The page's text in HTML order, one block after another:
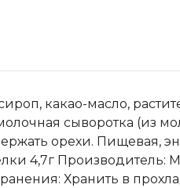
какао-масло,
сыворотка (из
орехи. Пищевая,
4,7г Производитель:
Хранить в